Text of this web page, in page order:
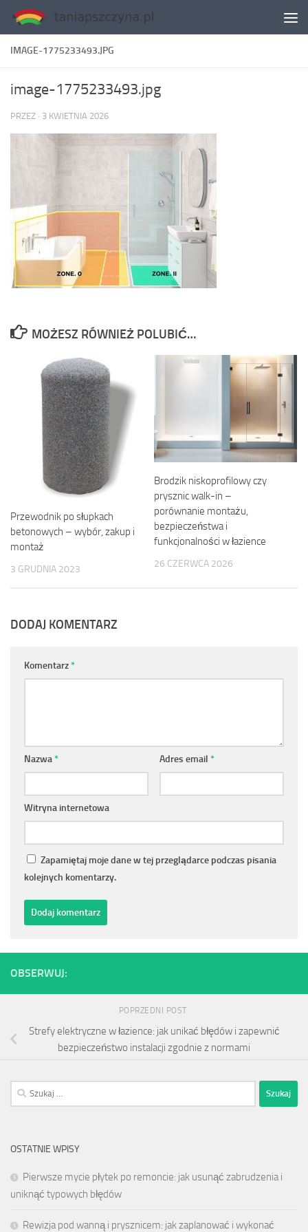
Skip to content
IMAGE-1775233493.JPG
image-1775233493.jpg
PRZEZ · 3 KWIETNIA 2026
MOŻESZ RÓWNIEŻ POLUBIĆ…
Przewodnik po słupkach
betonowych – wybór, zakup i
montaż
3 GRUDNIA 2023
Brodzik niskoprofilowy czy
prysznic walk-in –
porównanie montażu,
bezpieczeństwa i
funkcjonalności w łazience
26 CZERWCA 2026
DODAJ KOMENTARZ
Komentarz*
Nazwa* Adres email *
Witryna internetowa
Zapamiętaj moje dane w tej przeglądarce podczas pisania
kolejnych komentarzy.
OBSERWUJ:
POPRZEDNI POST
Strefy elektryczne w łazience: jak unikać błędów i zapewnić
bezpieczeństwo instalacji zgodnie z normami
Szukaj:
OSTATNIE WPISY
Pierwsze mycie płytek po remoncie: jak usunąć zabrudzenia i
uniknąć typowych błędów
Rewizja pod wanną i prysznicem: jak zaplanować i wykonać